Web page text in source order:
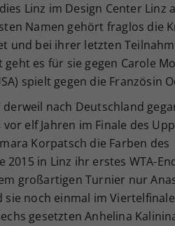
Linz im Design Center Linz
Namen gehört fraglos die
und bei ihrer letzten
es für sie gegen Carole
spielt gegen die Französin
nach Deutschland
elf Jahren im Finale des
Korpatsch die Farben des
in Linz ihr erstes WTA-
großartigen Turnier nur
sie noch einmal im
gesetzten Anhelina